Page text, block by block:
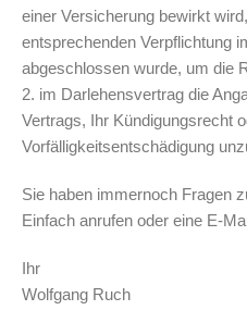
einer Versicherung bewirkt
entsprechenden Verpflichtung
abgeschlossen wurde, um die
2. im Darlehensvertrag die
Vertrags, Ihr Kündigungsrecht
Vorfälligkeitsentschädigung
Sie haben immernoch Fragen
Einfach anrufen oder eine E-
Ihr
Wolfgang Ruch